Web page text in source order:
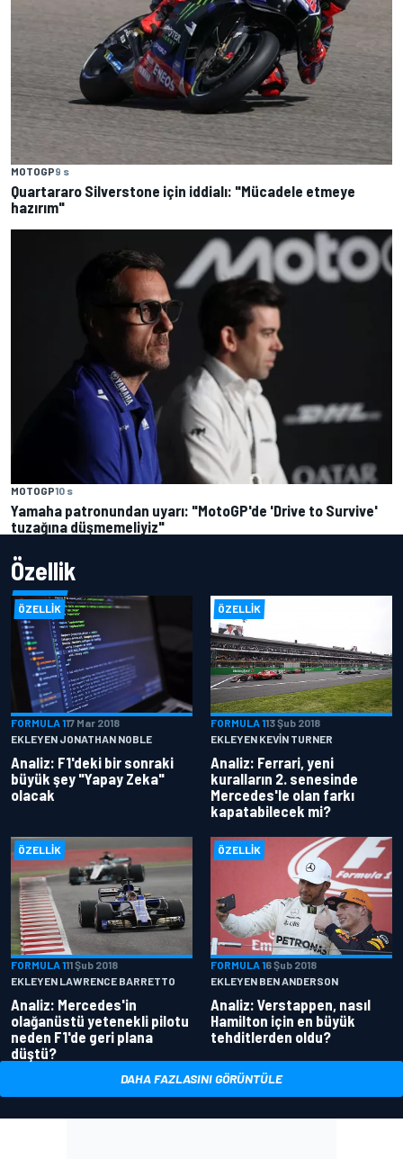
MOTOGP9 s
Quartararo Silverstone için iddialı: "Mücadele etmeye
hazırım"
MOTOGP10 s
Yamaha patronundan uyarı: "MotoGP'de 'Drive to Survive'
tuzağına düşmemeliyiz"
Özellik
ÖZELLIK
FORMULA 117 Mar 2018
EKLEYEN JONATHAN NOBLE
Analiz: F1'deki bir sonraki
büyük şey "Yapay Zeka"
olacak
ÖZELLIK
FORMULA 113 Şub 2018
EKLEYEN KEVIN TURNER
Analiz: Ferrari, yeni
kuralların 2. senesinde
Mercedes'le olan farkı
kapatabilecek mi?
ÖZELLIK
FORMULA 111 Şub 2018
EKLEYEN LAWRENCE BARRETTO
Analiz: Mercedes'in
olağanüstü yetenekli pilotu
neden F1'de geri plana
düştü?
ÖZELLIK
FORMULA 16 Şub 2018
EKLEYEN BEN ANDERSON
Analiz: Verstappen, nasıl
Hamilton için en büyük
tehditlerden oldu?
DAHA FAZLASINI GÖRÜNTÜLE